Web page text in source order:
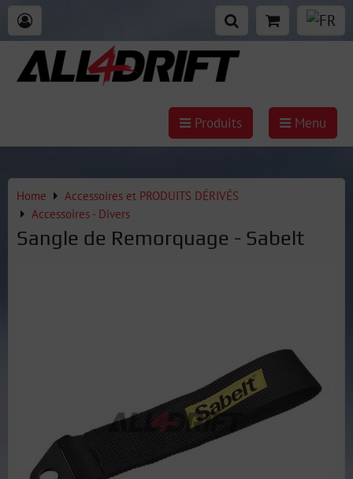
Produits Menu
Home
Accessoires et PRODUITS DÉRIVÉS
Accessoires - Divers
Sangle de Remorquage - Sabelt